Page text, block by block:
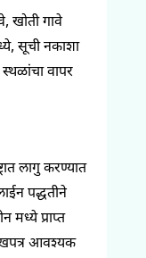
, खोती गावे
, सूची नकाशा
स्थळांचा वापर
लागु करण्यात
पद्धतीने
मध्ये प्राप्त
आवश्यक